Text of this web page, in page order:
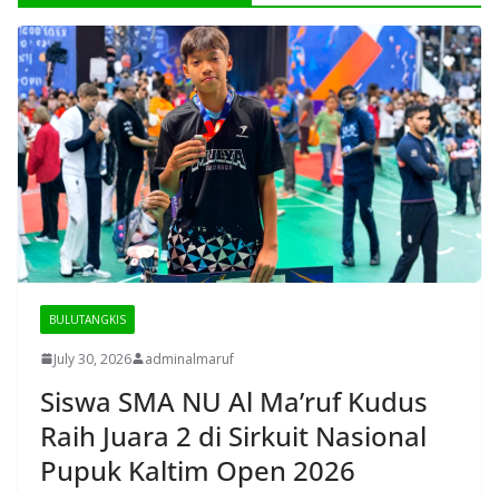
BULUTANGKIS
July 30, 2026 adminalmaruf
Siswa SMA NU Al Ma’ruf Kudus
Raih Juara 2 di Sirkuit Nasional
Pupuk Kaltim Open 2026